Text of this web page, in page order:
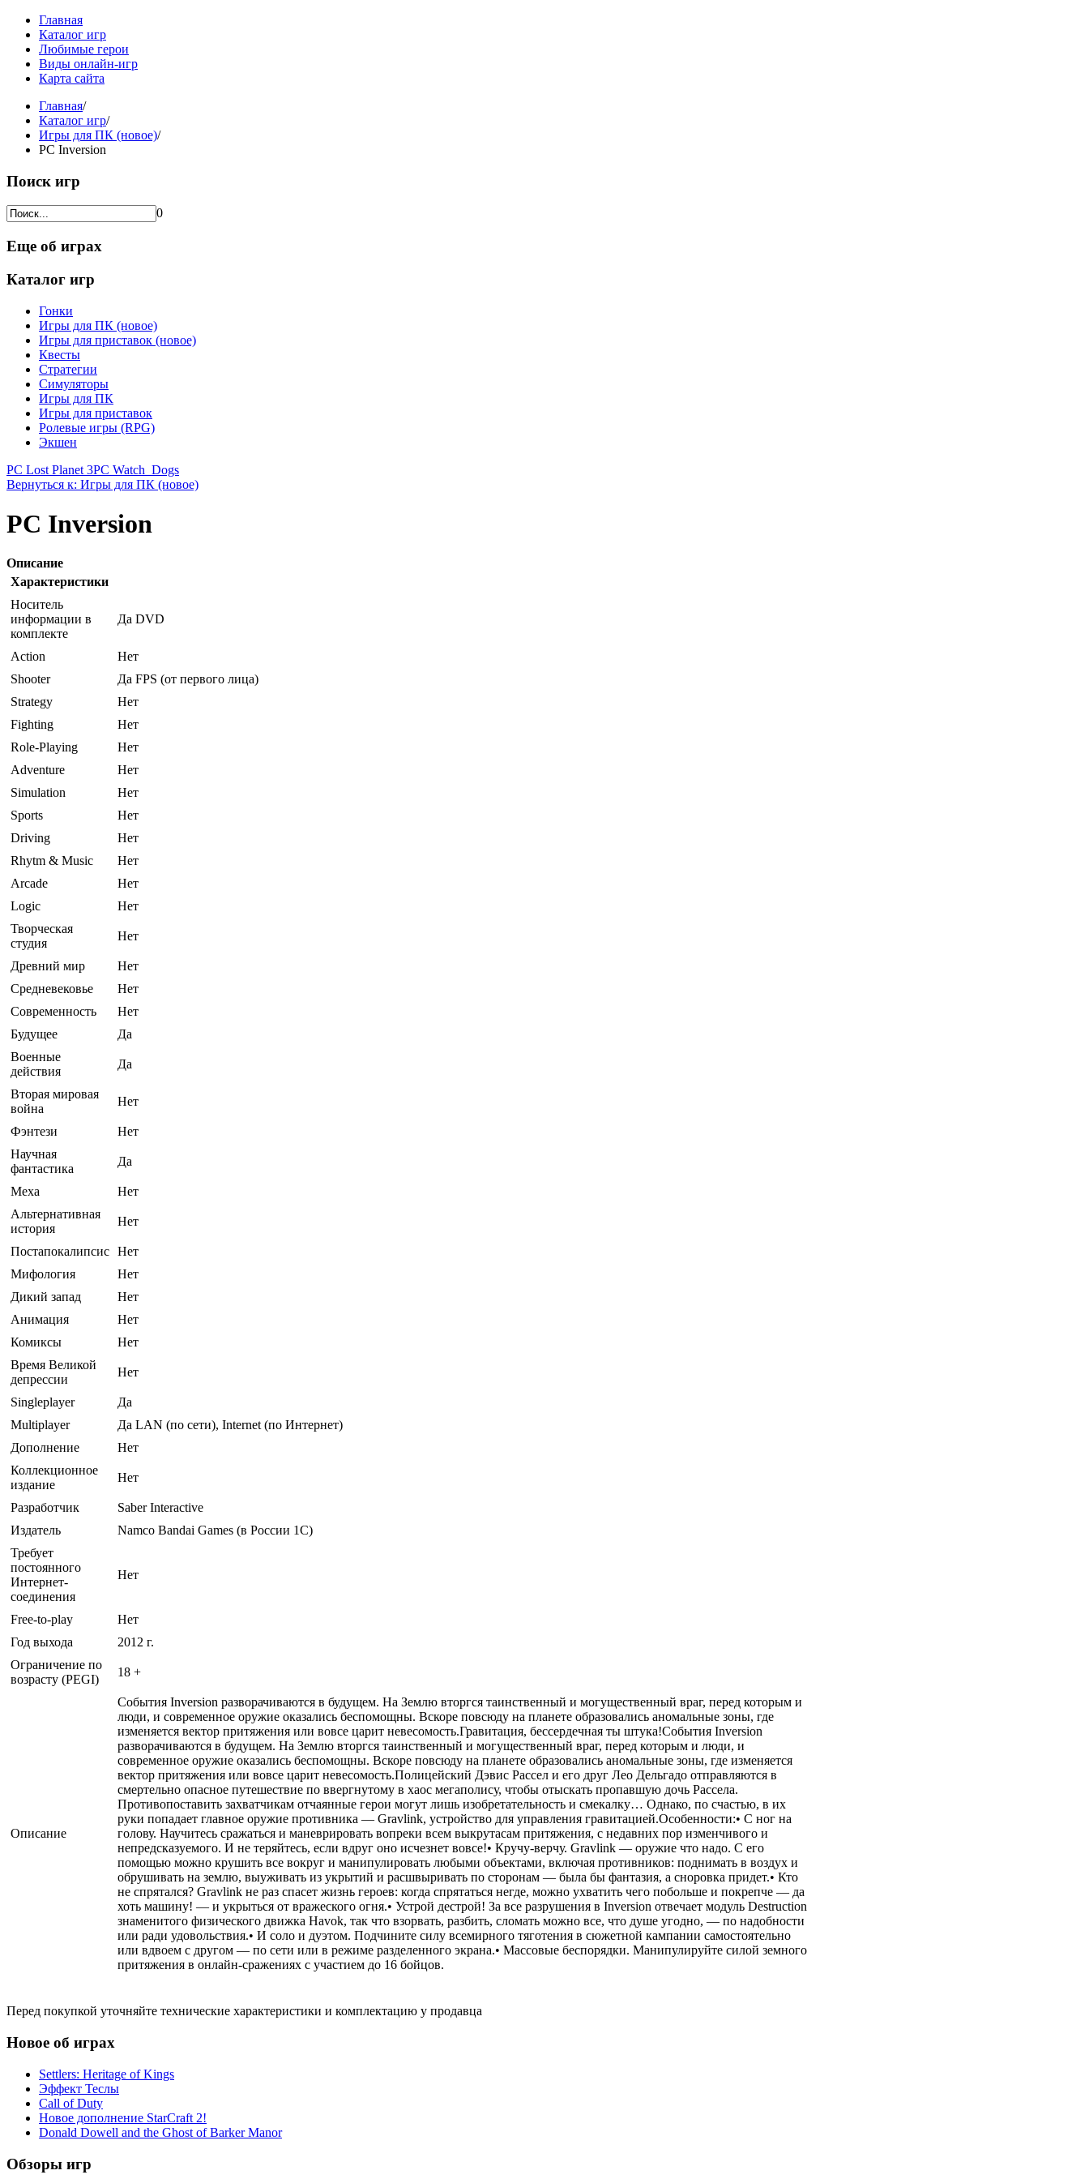
Главная
Каталог игр
Любимые герои
Виды онлайн-игр
Карта сайта
Главная/
Каталог игр/
Игры для ПК (новое)/
PC Inversion
Поиск игр
0
Еще об играх
Каталог игр
Гонки
Игры для ПК (новое)
Игры для приставок (новое)
Квесты
Стратегии
Симуляторы
Игры для ПК
Игры для приставок
Ролевые игры (RPG)
Экшен
PC Lost Planet 3PC Watch_Dogs
Вернуться к: Игры для ПК (новое)
PC Inversion
Описание
Характеристики
Носитель
информации в
комплекте
Да DVD
Action
Нет
Shooter
Да FPS (от первого лица)
Strategy
Нет
Fighting
Нет
Role-Playing
Нет
Adventure
Нет
Simulation
Нет
Sports
Нет
Driving
Нет
Rhytm & Music
Нет
Arcade
Нет
Logic
Нет
Творческая
студия
Нет
Древний мир
Нет
Средневековье
Нет
Современность
Нет
Будущее
Да
Военные
действия
Да
Вторая мировая
война
Нет
Фэнтези
Нет
Научная
фантастика
Да
Меха
Нет
Альтернативная
история
Нет
Постапокалипсис Нет
Мифология
Нет
Дикий запад
Нет
Анимация
Нет
Комиксы
Нет
Время Великой
депрессии
Нет
Singleplayer
Да
Multiplayer
Да LAN (по сети), Internet (по Интернет)
Дополнение
Нет
Коллекционное
издание
Нет
Разработчик
Saber Interactive
Издатель
Namco Bandai Games (в России 1C)
Требует
постоянного
Интернет-
соединения
Нет
Free-to-play
Нет
Год выхода
2012 г.
Ограничение по
возрасту (PEGI)
18 +
Описание
События Inversion разворачиваются в будущем. На Землю вторгся таинственный и могущественный враг, перед которым и
люди, и современное оружие оказались беспомощны. Вскоре повсюду на планете образовались аномальные зоны, где
изменяется вектор притяжения или вовсе царит невесомость.Гравитация, бессердечная ты штука!События Inversion
разворачиваются в будущем. На Землю вторгся таинственный и могущественный враг, перед которым и люди, и
современное оружие оказались беспомощны. Вскоре повсюду на планете образовались аномальные зоны, где изменяется
вектор притяжения или вовсе царит невесомость.Полицейский Дэвис Рассел и его друг Лео Дельгадо отправляются в
смертельно опасное путешествие по ввергнутому в хаос мегаполису, чтобы отыскать пропавшую дочь Рассела.
Противопоставить захватчикам отчаянные герои могут лишь изобретательность и смекалку… Однако, по счастью, в их
руки попадает главное оружие противника — Gravlink, устройство для управления гравитацией.Особенности:• С ног на
голову. Научитесь сражаться и маневрировать вопреки всем выкрутасам притяжения, с недавних пор изменчивого и
непредсказуемого. И не теряйтесь, если вдруг оно исчезнет вовсе!• Кручу-верчу. Gravlink — оружие что надо. С его
помощью можно крушить все вокруг и манипулировать любыми объектами, включая противников: поднимать в воздух и
обрушивать на землю, выуживать из укрытий и расшвыривать по сторонам — была бы фантазия, а сноровка придет.• Кто
не спрятался? Gravlink не раз спасет жизнь героев: когда спрятаться негде, можно ухватить чего побольше и покрепче — да
хоть машину! — и укрыться от вражеского огня.• Устрой дестрой! За все разрушения в Inversion отвечает модуль Destruction
знаменитого физического движка Havok, так что взорвать, разбить, сломать можно все, что душе угодно, — по надобности
или ради удовольствия.• И соло и дуэтом. Подчините силу всемирного тяготения в сюжетной кампании самостоятельно
или вдвоем с другом — по сети или в режиме разделенного экрана.• Массовые беспорядки. Манипулируйте силой земного
притяжения в онлайн-сражениях с участием до 16 бойцов.
Перед покупкой уточняйте технические характеристики и комплектацию у продавца
Новое об играх
Settlers: Heritage of Kings
Эффект Теслы
Call of Duty
Новое дополнение StarCraft 2!
Donald Dowell and the Ghost of Barker Manor
Обзоры игр